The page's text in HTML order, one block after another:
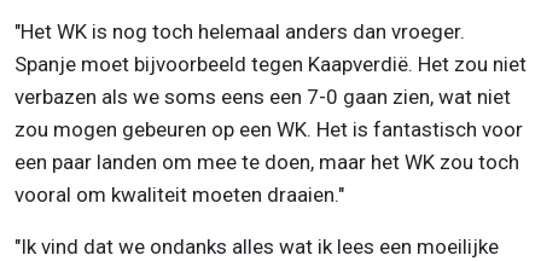
"Het WK is nog toch helemaal anders dan vroeger.
Spanje moet bijvoorbeeld tegen Kaapverdië. Het zou niet
verbazen als we soms eens een 7-0 gaan zien, wat niet
zou mogen gebeuren op een WK. Het is fantastisch voor
een paar landen om mee te doen, maar het WK zou toch
vooral om kwaliteit moeten draaien."
"Ik vind dat we ondanks alles wat ik lees een moeilijke